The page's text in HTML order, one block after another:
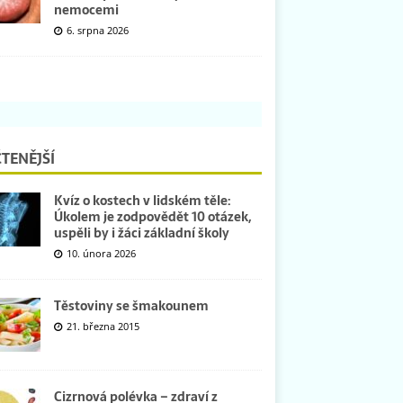
nemocemi
6. srpna 2026
Kvíz o kostech v lidském těle:
Úkolem je zodpovědět 10 otázek,
uspěli by i žáci základní školy
10. února 2026
Těstoviny se šmakounem
21. března 2015
Cizrnová polévka – zdraví z